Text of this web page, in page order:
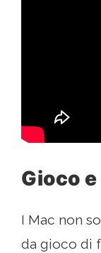
Gioco
I Mac non
da gioco di